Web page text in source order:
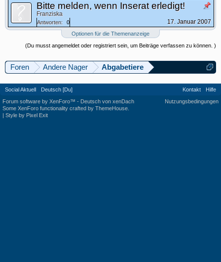
Bitte melden, wenn Inserat erledigt!
Franziska
Antworten: 0 17. Januar 2007
Optionen für die Themenanzeige
(Du musst angemeldet oder registriert sein, um Beiträge verfassen zu können. )
Foren Andere Nager Abgabetiere
Social Aktuell Deutsch [Du] Kontakt
Hilfe
Nutzungsbedingungen
Forum software by XenForo™ - Deutsch von xenDach
Some XenForo functionality crafted by ThemeHouse
| Style by Pixel Exit